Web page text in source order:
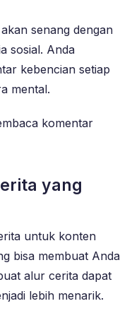
senang dengan
sosial. Anda
kebencian setiap
mental.
komentar
yang
untuk konten
bisa membuat Anda
alur cerita dapat
lebih menarik.